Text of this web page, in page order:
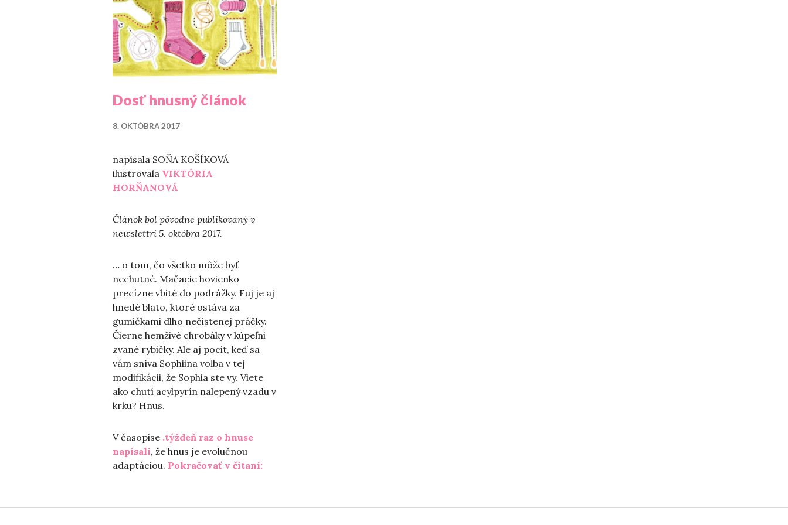
Dosť hnusný článok
8. OKTÓBRA 2017
napísala SOŇA KOŠÍKOVÁ
ilustrovala VIKTÓRIA
HORŇANOVÁ
Článok bol pôvodne publikovaný v
newslettri 5. októbra 2017.
… o tom, čo všetko môže byť
nechutné. Mačacie hovienko
precízne vbité do podrážky. Fuj je aj
hnedé blato, ktoré ostáva za
gumičkami dlho nečistenej práčky.
Čierne hemživé chrobáky v kúpeľni
zvané rybičky. Ale aj pocit, keď sa
vám sníva Sophiina voľba v tej
modifikácii, že Sophia ste vy. Viete
ako chutí acylpyrín nalepený vzadu v
krku? Hnus.
V časopise .týždeň raz o hnuse
napísali, že hnus je evolučnou
adaptáciou. Pokračovať v čítaní:„Dosť hnusný článok“